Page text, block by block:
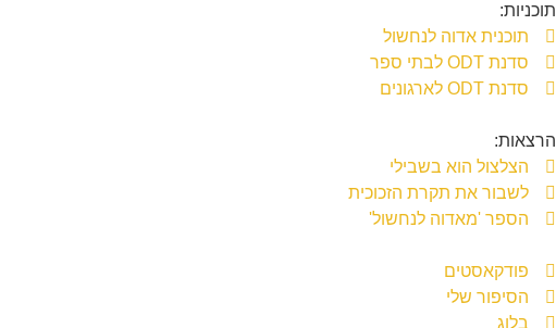
תוכניות:
תוכנית אדוה לנחשול
סדנת ODT לבתי ספר
סדנת ODT לארגונים
הרצאות:
הצלצול הוא בשבילי
לשבור את תקרת הזכוכית
הספר 'מאדוה לנחשול'
פודקאסטים
הסיפור שלי
בלוג